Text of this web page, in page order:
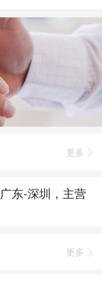
更多
东-深圳，主营
更多